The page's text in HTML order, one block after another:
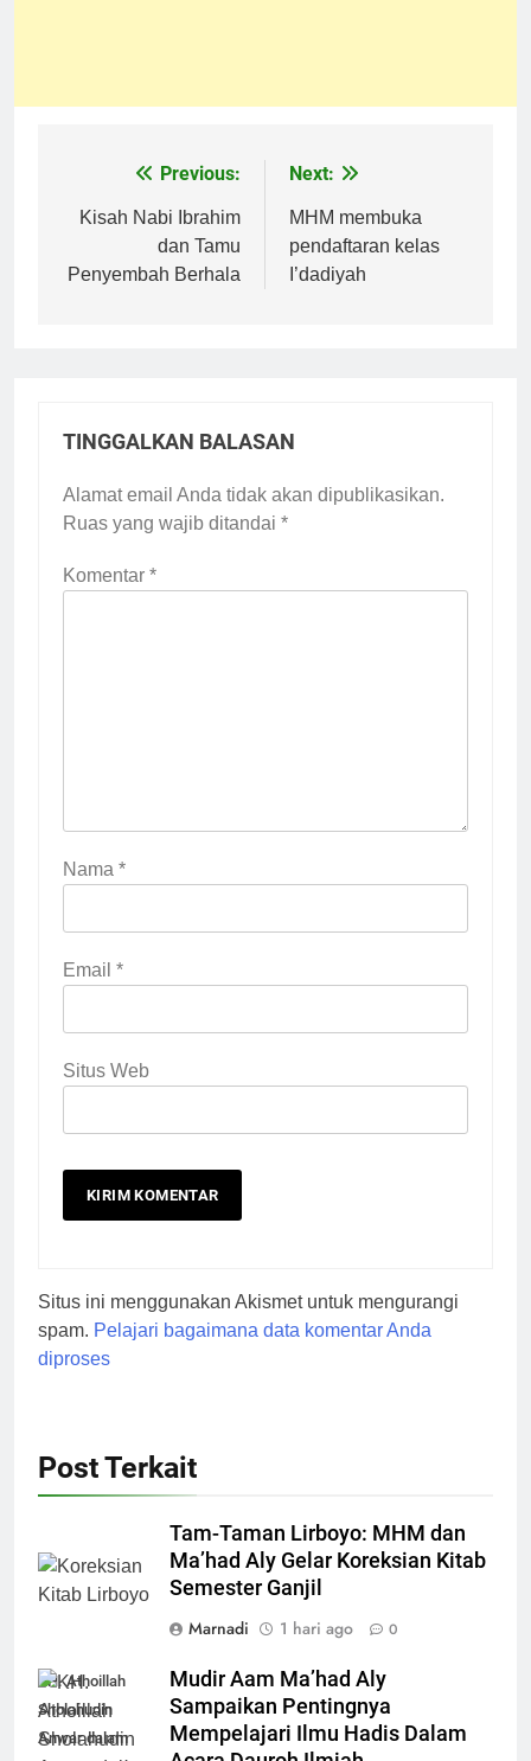
Navigasi
pos
Previous:
Kisah Nabi Ibrahim
dan Tamu
Penyembah Berhala
Next:
MHM membuka
pendaftaran kelas
I’dadiyah
TINGGALKAN BALASAN
Alamat email Anda tidak akan dipublikasikan.
Ruas yang wajib ditandai *
Komentar *
Nama *
Email *
Situs Web
Situs ini menggunakan Akismet untuk mengurangi
spam. Pelajari bagaimana data komentar Anda
diproses
Post Terkait
Tam-Taman Lirboyo: MHM dan
Ma’had Aly Gelar Koreksian Kitab
Semester Ganjil
Marnadi
1 hari ago 0
KH. Athoillah
Sholahudin
Anwar dalam
Mudir Aam Ma’had Aly
Sampaikan Pentingnya
Mempelajari Ilmu Hadis Dalam